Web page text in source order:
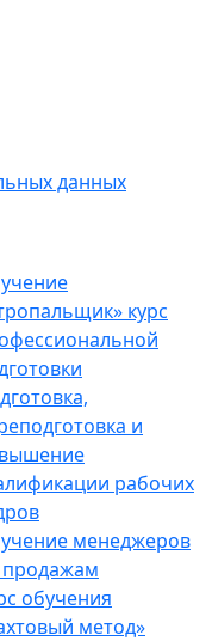
данных
курс
и
рабочих
менеджеров
обучения
метод»